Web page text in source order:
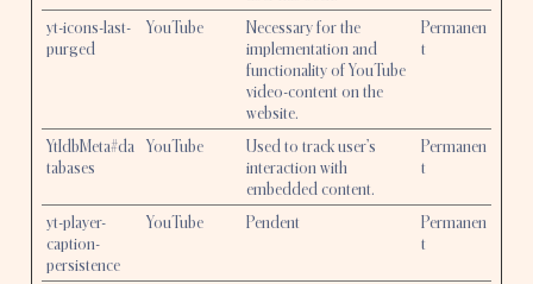
yt-icons-last-
purged
YouTube
Necessary for the
implementation and
functionality of YouTube
video-content on the
website.
Permanen
t
YtIdbMeta#da
tabases
YouTube
Used to track user’s
interaction with
embedded content.
Permanen
t
yt-player-
caption-
persistence
YouTube Pendent
Permanen
t